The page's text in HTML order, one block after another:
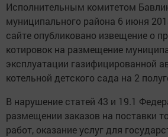
Исполнительным комитетом
муниципального района 6 июня
сайте опубликовано извещение о
котировок на размещение
эксплуатации газифицированной
котельной детского сада на 2
В нарушение статей 43 и 19.1
размещении заказов на поставки
работ, оказание услуг для